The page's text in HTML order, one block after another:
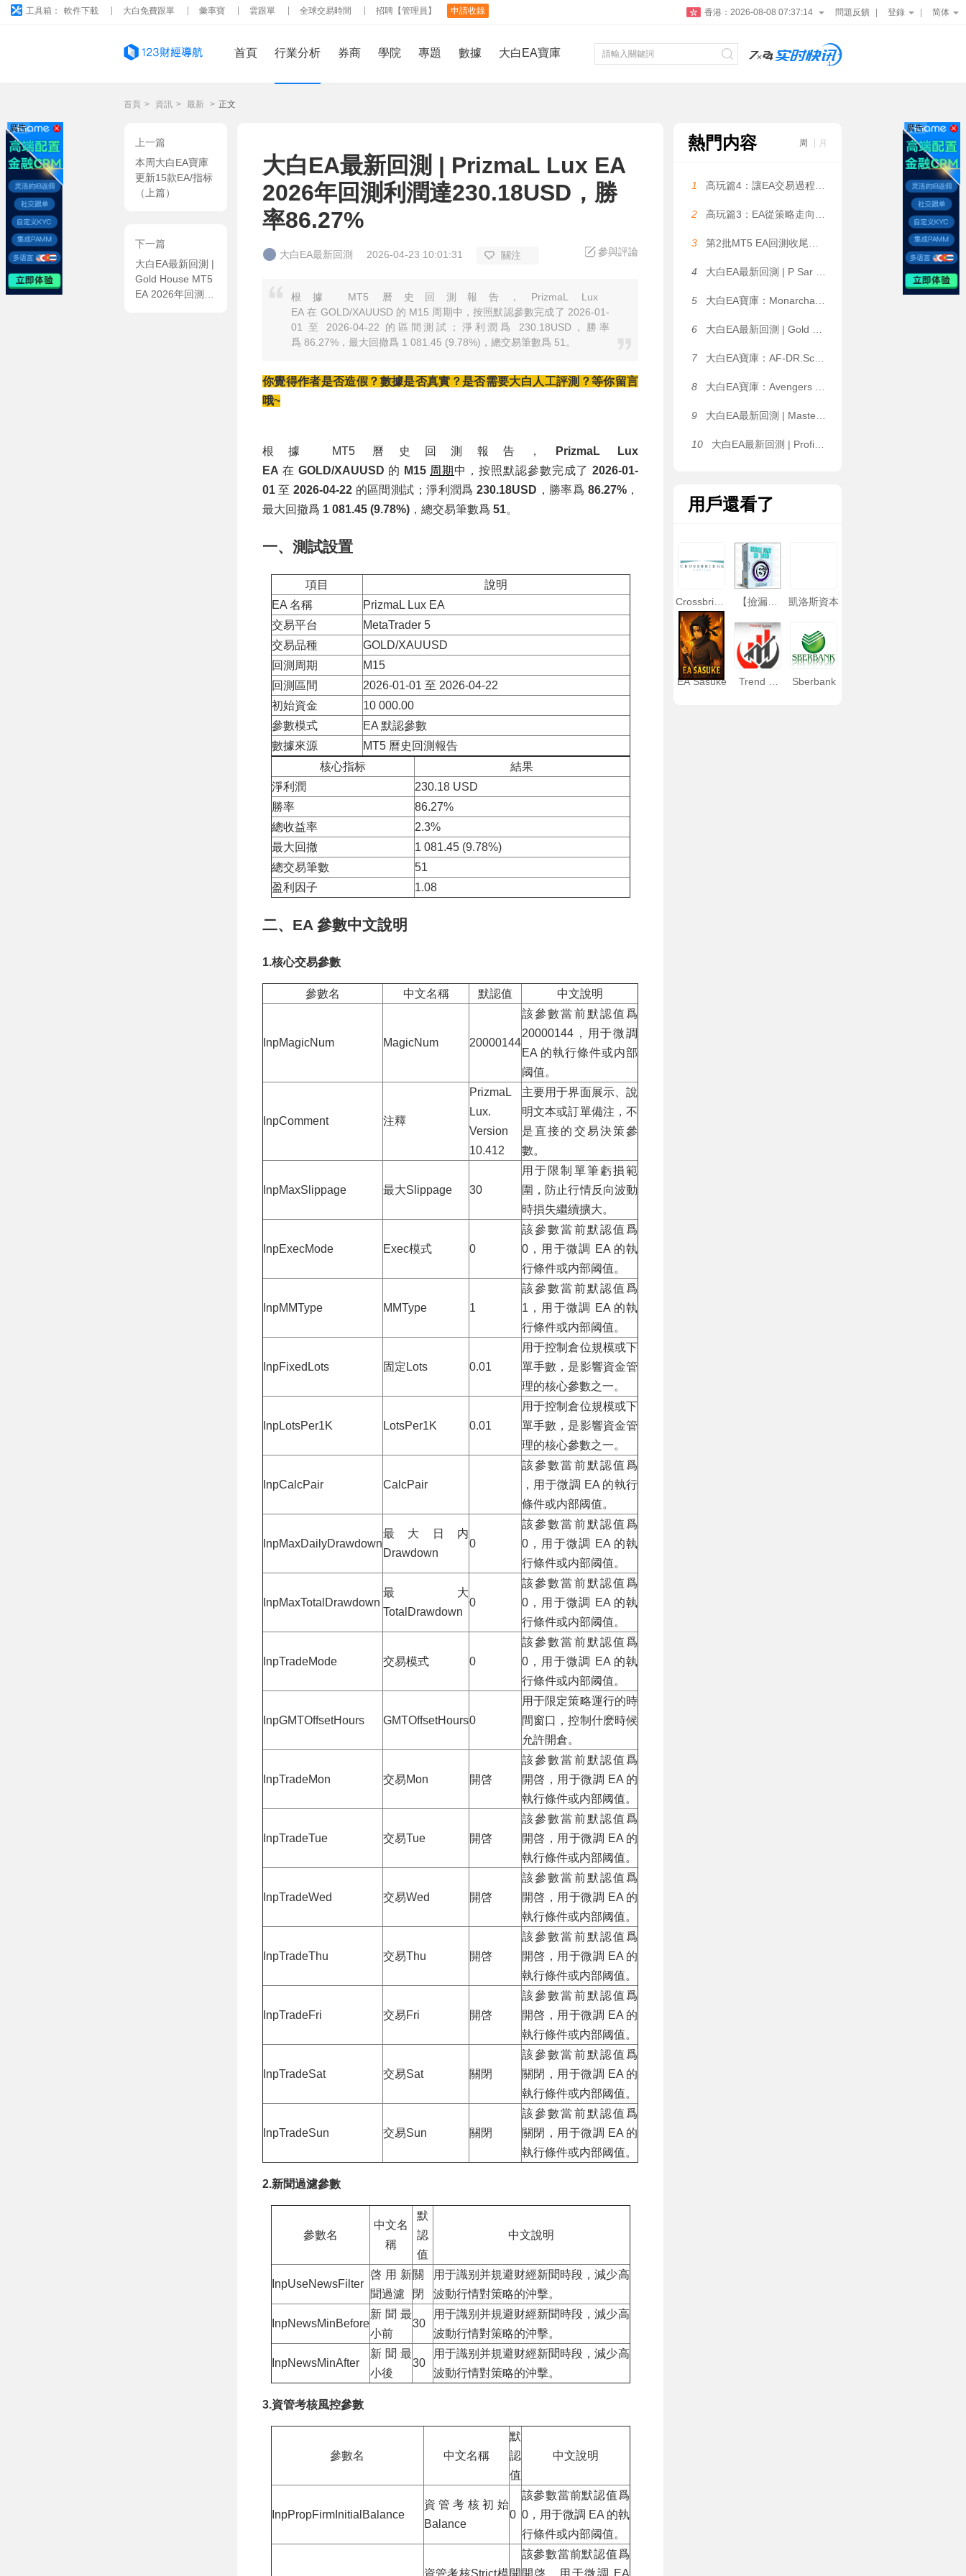
工具箱： 軟件下載 大白免費跟單 彙率寶 雲跟單 全球交易時間 招聘【管理員】 申請收錄 香港： 2026-08-08 07:37:15 問題反饋 登錄 简体
首頁 行業分析 券商 學院 專題 數據 大白EA寶庫
首頁 > 資訊 > 最新 > 正文
上一篇
本周大白EA寶庫
更新15款EA/指标
（上篇）
下一篇
大白EA最新回測 |
Gold House MT5
EA 2026年回測利
大白EA最新回測 | PrizmaL Lux EA
2026年回測利潤達230.18USD，勝
率86.27%
大白EA最新回測 2026-04-23 10:01:31 關注 參與評論
根據 MT5 曆史回測報告，PrizmaL Lux
EA 在 GOLD/XAUUSD 的 M15 周期中，按照默認參數完成了 2026-01-
01 至 2026-04-22 的區間測試；淨利潤爲 230.18USD，勝率
爲 86.27%，最大回撤爲 1 081.45 (9.78%)，總交易筆數爲 51。
你覺得作者是否造假？數據是否真實？是否需要大白人工評測？等你留言
哦~
根據 MT5 曆史回測報告，
PrizmaL Lux
EA 在 GOLD/XAUUSD 的 M15 周期 中，按照默認參數完成了 2026-01-
01 至2026-04-22 的區間測試；淨利潤爲230.18USD ，勝率爲 86.27%，
最大回撤爲 1 081.45 (9.78%) ，總交易筆數爲 51。
一、測試設置
項目
說明
EA 名稱
PrizmaL Lux EA
交易平台
MetaTrader 5
交易品種
GOLD/XAUUSD
回測周期
M15
回測區間
2026-01-01 至 2026-04-22
初始資金
10 000.00
參數模式
EA 默認參數
數據來源
MT5 曆史回測報告
核心指标
結果
淨利潤
230.18 USD
勝率
86.27%
總收益率
2.3%
最大回撤
1 081.45 (9.78%)
總交易筆數
51
盈利因子
1.08
二、EA 參數中文說明
1.核心交易參數
參數名 中文名稱 默認值 中文說明
InpMagicNum MagicNum 20000144
該參數當前默認值爲
20000144，用于微調
EA 的執行條件或内部
阈值。
InpComment 注釋
PrizmaL
Lux.
Version
10.412
主要用于界面展示、說
明文本或訂單備注，不
是直接的交易決策參
數。
InpMaxSlippage 最大Slippage 30
用于限制單筆虧損範
圍，防止行情反向波動
時損失繼續擴大。
InpExecMode Exec模式 0
該參數當前默認值爲
0，用于微調 EA 的執
行條件或内部阈值。
InpMMType MMType 1
該參數當前默認值爲
1，用于微調 EA 的執
行條件或内部阈值。
InpFixedLots 固定Lots 0.01
用于控制倉位規模或下
單手數，是影響資金管
理的核心參數之一。
InpLotsPer1K LotsPer1K 0.01
用于控制倉位規模或下
單手數，是影響資金管
理的核心參數之一。
InpCalcPair CalcPair
該參數當前默認值爲
，用于微調 EA 的執行
條件或内部阈值。
InpMaxDailyDrawdown
最大日内
Drawdown
0
該參數當前默認值爲
0，用于微調 EA 的執
行條件或内部阈值。
InpMaxTotalDrawdown
最大
TotalDrawdown
0
該參數當前默認值爲
0，用于微調 EA 的執
行條件或内部阈值。
InpTradeMode 交易模式 0
該參數當前默認值爲
0，用于微調 EA 的執
行條件或内部阈值。
InpGMTOffsetHours GMTOffsetHours0
用于限定策略運行的時
間窗口，控制什麽時候
允許開倉。
InpTradeMon 交易Mon 開啓
該參數當前默認值爲
開啓，用于微調 EA 的
執行條件或内部阈值。
InpTradeTue 交易Tue 開啓
該參數當前默認值爲
開啓，用于微調 EA 的
執行條件或内部阈值。
InpTradeWed 交易Wed 開啓
該參數當前默認值爲
開啓，用于微調 EA 的
執行條件或内部阈值。
InpTradeThu 交易Thu 開啓
該參數當前默認值爲
開啓，用于微調 EA 的
執行條件或内部阈值。
InpTradeFri 交易Fri 開啓
該參數當前默認值爲
開啓，用于微調 EA 的
執行條件或内部阈值。
InpTradeSat 交易Sat 關閉
該參數當前默認值爲
關閉，用于微調 EA 的
執行條件或内部阈值。
InpTradeSun 交易Sun 關閉
該參數當前默認值爲
關閉，用于微調 EA 的
執行條件或内部阈值。
2.新聞過濾參數
參數名
中文名
稱
默
認
值
中文說明
InpUseNewsFilter
啓用新
聞過濾
關
閉
用于識别并規避财經新聞時段，減少高
波動行情對策略的沖擊。
InpNewsMinBefore
新聞最
小前
30
用于識别并規避财經新聞時段，減少高
波動行情對策略的沖擊。
InpNewsMinAfter
新聞最
小後
30
用于識别并規避财經新聞時段，減少高
波動行情對策略的沖擊。
3.資管考核風控參數
參數名 中文名稱
默
認
值
中文說明
InpPropFirmInitialBalance
資管考核初始
Balance
0
該參數當前默認值爲
0，用于微調 EA 的執
行條件或内部阈值。
該參數當前默認值爲
熱門内容 周 月
1 高玩篇4：讓EA交易過程更可控——大白科普
2 高玩篇3：EA從策略走向系統——大白科普
3 第2批MT5 EA回測收尾，5個月利潤131萬美金是數據拟合嗎？
4 大白EA最新回測 | P Sar Marti EA V2.02 MT4 2026年回測虧損9,996.47USD，勝率42.02%
5 大白EA寶庫：Monarchal Algo EA | 動态網格 + 鎖盈機制，倉位限制 + 追蹤止損雙重風控 MT4 EA
6 大白EA最新回測 | Gold Pulse MT4_1460+ [Gold Pulse Settings] EA 2026年回測虧損8,076.48USD，勝率50.00%
7 大白EA寶庫：AF-DR.Scalper Pro+ Final｜三位一體交易引擎，震蕩、趨勢行情全覆蓋，可多品種同時運行 MT4 EA
8 大白EA寶庫：Avengers EA | 1.2 倍溫和加倉 + 雙層對沖風控，H4+VWAP 雙重大盤過濾 MT4 EA
9 大白EA最新回測 | Master FX Scalper Ultimate [GOLD/XAUUSD Safe Set M5] EA 2026年回測利潤達248,269,934.32USD，勝率80.73%
10 大白EA最新回測 | ProfitMachine AI Virtual EA [Author Monitoring Settings] 2026年回測利潤達470.44USD，勝率81.83%
用戶還看了
Crossbridge
Capital
【撿漏系
Ubat EA
凱洛斯資本
EA Sasuke
Trend M
Sberbank
廣告 廣告